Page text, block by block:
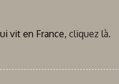
vit en France, cliquez là.